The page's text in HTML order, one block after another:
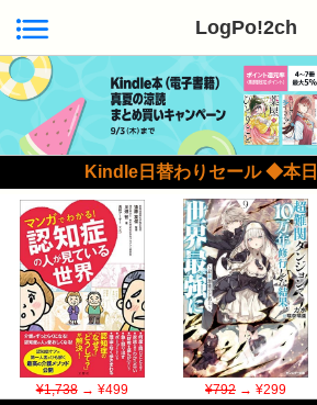
LogPo!2ch
Kindle日替わりセール ◆本
¥1,738→ ¥499 ¥792→ ¥299